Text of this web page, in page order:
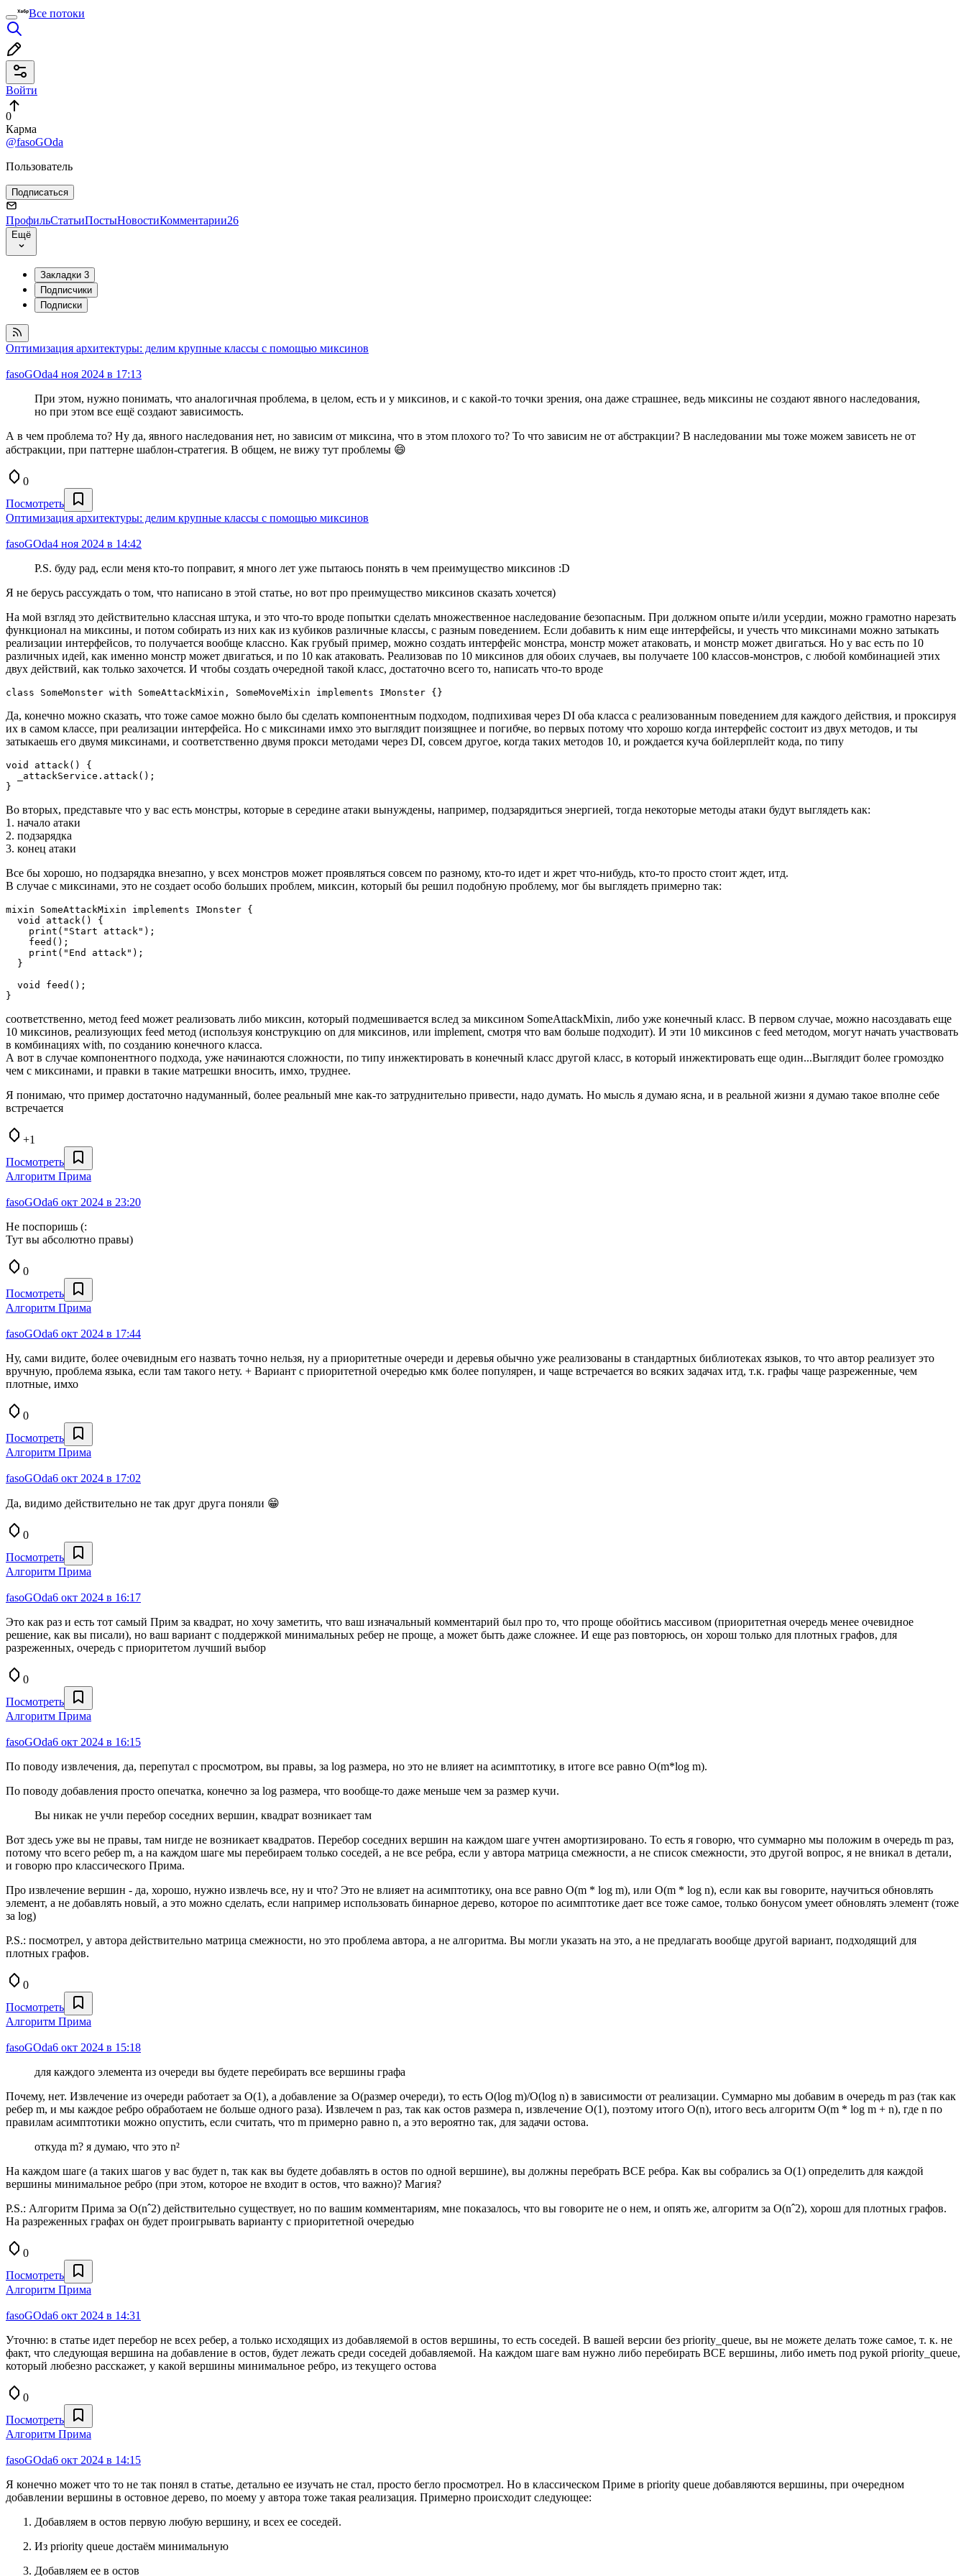
Все потоки
Войти
0
Карма
@fasoGOda
Пользователь
Подписаться
ПрофильСтатьиПостыНовостиКомментарии26
Ещё
Закладки 3
Подписчики
Подписки
Оптимизация архитектуры: делим крупные классы с помощью миксинов
fasoGOda4 ноя 2024 в 17:13
При этом, нужно понимать, что аналогичная проблема, в целом, есть и у миксинов, и с какой-то точки зрения, она даже страшнее, ведь миксины не создают явного наследования,
но при этом все ещё создают зависимость.
А в чем проблема то? Ну да, явного наследования нет, но зависим от миксина, что в этом плохого то? То что зависим не от абстракции? В наследовании мы тоже можем зависеть не от
абстракции, при паттерне шаблон-стратегия. В общем, не вижу тут проблемы 😄
0
Посмотреть
Оптимизация архитектуры: делим крупные классы с помощью миксинов
fasoGOda4 ноя 2024 в 14:42
P.S. буду рад, если меня кто-то поправит, я много лет уже пытаюсь понять в чем преимущество миксинов :D
Я не берусь рассуждать о том, что написано в этой статье, но вот про преимущество миксинов сказать хочется)
На мой взгляд это действительно классная штука, и это что-то вроде попытки сделать множественное наследование безопасным. При должном опыте и/или усердии, можно грамотно нарезать
функционал на миксины, и потом собирать из них как из кубиков различные классы, с разным поведением. Если добавить к ним еще интерфейсы, и учесть что миксинами можно затыкать
реализации интерфейсов, то получается вообще классно. Как грубый пример, можно создать интерфейс монстра, монстр может атаковать, и монстр может двигаться. Но у вас есть по 10
различных идей, как именно монстр может двигаться, и по 10 как атаковать. Реализовав по 10 миксинов для обоих случаев, вы получаете 100 классов-монстров, с любой комбинацией этих
двух действий, как только захочется. И чтобы создать очередной такой класс, достаточно всего то, написать что-то вроде
class SomeMonster with SomeAttackMixin, SomeMoveMixin implements IMonster {}
Да, конечно можно сказать, что тоже самое можно было бы сделать компонентным подходом, подпихивая через DI оба класса с реализованным поведением для каждого действия, и проксируя
их в самом классе, при реализации интерфейса. Но с миксинами имхо это выглядит поизящнее и погибче, во первых потому что хорошо когда интерфейс состоит из двух методов, и ты
затыкаешь его двумя миксинами, и соответственно двумя прокси методами через DI, совсем другое, когда таких методов 10, и рождается куча бойлерплейт кода, по типу
void attack() {
  _attackService.attack();
}
Во вторых, представьте что у вас есть монстры, которые в середине атаки вынуждены, например, подзарядиться энергией, тогда некоторые методы атаки будут выглядеть как:
1. начало атаки
2. подзарядка
3. конец атаки
Все бы хорошо, но подзарядка внезапно, у всех монстров может проявляться совсем по разному, кто-то идет и жрет что-нибудь, кто-то просто стоит ждет, итд.
В случае с миксинами, это не создает особо больших проблем, миксин, который бы решил подобную проблему, мог бы выглядеть примерно так:
mixin SomeAttackMixin implements IMonster {
  void attack() {
    print("Start attack");
    feed();
    print("End attack");
  }
  void feed();
}
соответственно, метод feed может реализовать либо миксин, который подмешивается вслед за миксином SomeAttackMixin, либо уже конечный класс. В первом случае, можно насоздавать еще
10 миксинов, реализующих feed метод (используя конструкцию on для миксинов, или implement, смотря что вам больше подходит). И эти 10 миксинов с feed методом, могут начать участвовать
в комбинациях with, по созданию конечного класса.
А вот в случае компонентного подхода, уже начинаются сложности, по типу инжектировать в конечный класс другой класс, в который инжектировать еще один...Выглядит более громоздко
чем с миксинами, и правки в такие матрешки вносить, имхо, труднее.
Я понимаю, что пример достаточно надуманный, более реальный мне как-то затруднительно привести, надо думать. Но мысль я думаю ясна, и в реальной жизни я думаю такое вполне себе
встречается
+1
Посмотреть
Алгоритм Прима
fasoGOda6 окт 2024 в 23:20
Не поспоришь (:
Тут вы абсолютно правы)
0
Посмотреть
Алгоритм Прима
fasoGOda6 окт 2024 в 17:44
Ну, сами видите, более очевидным его назвать точно нельзя, ну а приоритетные очереди и деревья обычно уже реализованы в стандартных библиотеках языков, то что автор реализует это
вручную, проблема языка, если там такого нету. + Вариант с приоритетной очередью кмк более популярен, и чаще встречается во всяких задачах итд, т.к. графы чаще разреженные, чем
плотные, имхо
0
Посмотреть
Алгоритм Прима
fasoGOda6 окт 2024 в 17:02
Да, видимо действительно не так друг друга поняли 😁
0
Посмотреть
Алгоритм Прима
fasoGOda6 окт 2024 в 16:17
Это как раз и есть тот самый Прим за квадрат, но хочу заметить, что ваш изначальный комментарий был про то, что проще обойтись массивом (приоритетная очередь менее очевидное
решение, как вы писали), но ваш вариант с поддержкой минимальных ребер не проще, а может быть даже сложнее. И еще раз повторюсь, он хорош только для плотных графов, для
разреженных, очередь с приоритетом лучший выбор
0
Посмотреть
Алгоритм Прима
fasoGOda6 окт 2024 в 16:15
По поводу извлечения, да, перепутал с просмотром, вы правы, за log размера, но это не влияет на асимптотику, в итоге все равно O(m*log m).
По поводу добавления просто опечатка, конечно за log размера, что вообще-то даже меньше чем за размер кучи.
Вы никак не учли перебор соседних вершин, квадрат возникает там
Вот здесь уже вы не правы, там нигде не возникает квадратов. Перебор соседних вершин на каждом шаге учтен амортизировано. То есть я говорю, что суммарно мы положим в очередь m раз,
потому что всего ребер m, а на каждом шаге мы перебираем только соседей, а не все ребра, если у автора матрица смежности, а не список смежности, это другой вопрос, я не вникал в детали,
и говорю про классического Прима.
Про извлечение вершин - да, хорошо, нужно извлечь все, ну и что? Это не влияет на асимптотику, она все равно O(m * log m), или O(m * log n), если как вы говорите, научиться обновлять
элемент, а не добавлять новый, а это можно сделать, если например использовать бинарное дерево, которое по асимптотике дает все тоже самое, только бонусом умеет обновлять элемент (тоже
за log)
P.S.: посмотрел, у автора действительно матрица смежности, но это проблема автора, а не алгоритма. Вы могли указать на это, а не предлагать вообще другой вариант, подходящий для
плотных графов.
0
Посмотреть
Алгоритм Прима
fasoGOda6 окт 2024 в 15:18
для каждого элемента из очереди вы будете перебирать все вершины графа
Почему, нет. Извлечение из очереди работает за O(1), а добавление за O(размер очереди), то есть O(log m)/O(log n) в зависимости от реализации. Суммарно мы добавим в очередь m раз (так как
ребер m, и мы каждое ребро обработаем не больше одного раза). Извлечем n раз, так как остов размера n, извлечение O(1), поэтому итого O(n), итого весь алгоритм O(m * log m + n), где n по
правилам асимптотики можно опустить, если считать, что m примерно равно n, а это вероятно так, для задачи остова.
откуда m? я думаю, что это n²
На каждом шаге (а таких шагов у вас будет n, так как вы будете добавлять в остов по одной вершине), вы должны перебрать ВСЕ ребра. Как вы собрались за O(1) определить для каждой
вершины минимальное ребро (при этом, которое не входит в остов, что важно)? Магия?
P.S.: Алгоритм Прима за O(nˆ2) действительно существует, но по вашим комментариям, мне показалось, что вы говорите не о нем, и опять же, алгоритм за O(nˆ2), хорош для плотных графов.
На разреженных графах он будет проигрывать варианту с приоритетной очередью
0
Посмотреть
Алгоритм Прима
fasoGOda6 окт 2024 в 14:31
Уточню: в статье идет перебор не всех ребер, а только исходящих из добавляемой в остов вершины, то есть соседей. В вашей версии без priority_queue, вы не можете делать тоже самое, т. к. не
факт, что следующая вершина на добавление в остов, будет лежать среди соседей добавляемой. На каждом шаге вам нужно либо перебирать ВСЕ вершины, либо иметь под рукой priority_queue,
который любезно расскажет, у какой вершины минимальное ребро, из текущего остова
0
Посмотреть
Алгоритм Прима
fasoGOda6 окт 2024 в 14:15
Я конечно может что то не так понял в статье, детально ее изучать не стал, просто бегло просмотрел. Но в классическом Приме в priority queue добавляются вершины, при очередном
добавлении вершины в остовное дерево, по моему у автора тоже такая реализация. Примерно происходит следующее:
Добавляем в остов первую любую вершину, и всех ее соседей.
Из priority queue достаём минимальную
Добавляем ее в остов